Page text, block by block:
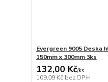
Evergreen 9005 Deska
150mm x 300mm 3ks
132,00 Kč/ks
109,09 Kč bez DPH